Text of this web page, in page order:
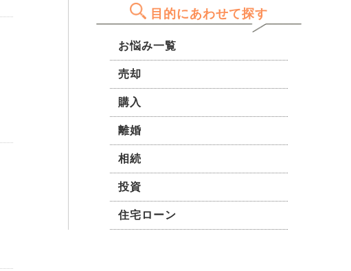
状態で売る場合と、空室にして
から売る場合とで、売れる価格
や売れやすさはどのくらい変わ
るものですか。
審査で落ちることもある」とい
う情報もあって、心配です。
融資特約を外した申し込みをし
て、もし本審査が通らなかった
場合、手付金の100万円は絶対
に戻ってこないのでしょうか？
に「写真を撮り直してほしい」
と頼んだら、「一旦これで様子
を見ましょう」と返され、それ
以上話が進みませんでした。
売り出しから1週間、内覧の問
い合わせはゼロで、やはり写真
が原因なのではと感じていま
す。 売主から写真の撮り直し
や掲載内容の変更を依頼するこ
とはできますか。 また、担当
者が対応してくれない場合、今
の契約期間中に別の不動産会社
に切り替えることは可能です
か。
目的にあわせて探す
お悩み一覧
売却
購入
離婚
相続
投資
住宅ローン